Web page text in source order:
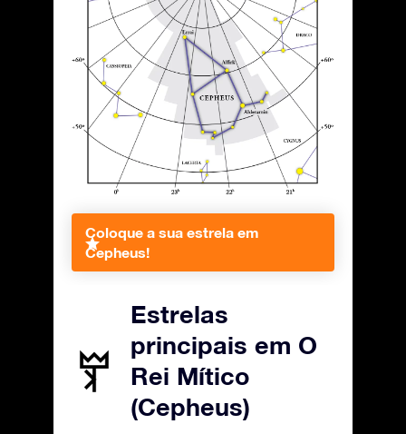
Coloque a sua estrela em
Cepheus!
Estrelas
principais em O
Rei Mítico
(Cepheus)